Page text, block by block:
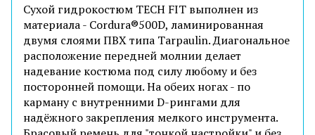
Сухой гидрокостюм TECH FIT выполнен из
материала - Cordura®500D, ламинированная
двумя слоями ПВХ типа Tarpaulin. Диагональное
расположение передней молнии делает
надевание костюма под силу любому и без
посторонней помощи. На обеих ногах - по
карману с внутренними D-рингами для
надёжного закрепления мелкого инструмента.